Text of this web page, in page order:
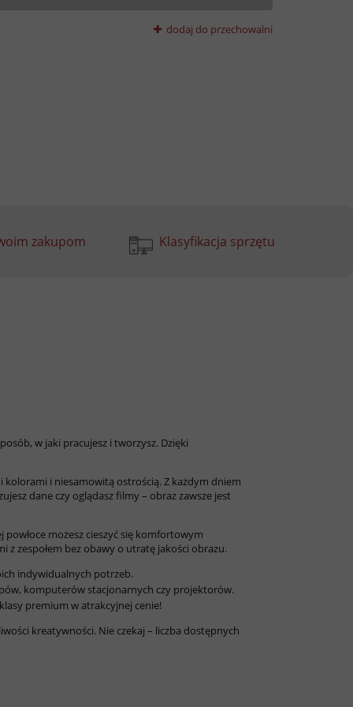
dodaj do przechowalni
zakupom Klasyfikacja sprzętu
w jaki pracujesz i tworzysz. Dzięki
kolorami i niesamowitą ostrością. Z każdym dniem
dane czy oglądasz filmy – obraz zawsze jest
powłoce możesz cieszyć się komfortowym
z zespołem bez obawy o utratę jakości obrazu.
indywidualnych potrzeb.
komputerów stacjonarnych czy projektorów.
premium w atrakcyjnej cenie!
kreatywności. Nie czekaj – liczba dostępnych